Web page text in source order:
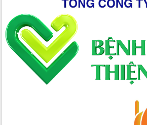
Đắk Lắk ký kết thỏa thuận hợp tác về
chuyển đổi số giai đoạn 2026 – 2030
với Tập đoàn Bưu chính Viễn thông
Việt Nam
Thứ trưởng Bộ Y tế làm việc với tỉnh
Đắk Lắk về phát triển nhân lực y tế
cho trạm y tế cấp xã